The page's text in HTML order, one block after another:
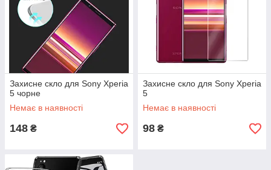
Захисне скло для Sony Xperia
5 чорне
Немає в наявності
148 ₴
Захисне скло для Sony Xperia
5
Немає в наявності
98 ₴